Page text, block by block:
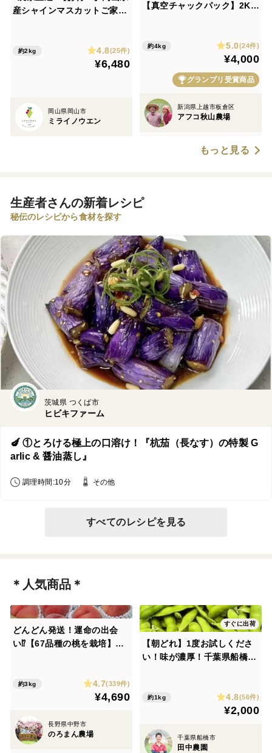
産シャインマスカットご家庭
け】
約2kg 4.8(25件)
¥6,480
岡山県岡山市
ミライノウエン
【真空チャックパック】2Kg
ごはんに食物繊維とビタミン
B【夏ギフト】🏆食べチョク
お米グランプリ2025🏆銀賞
約4kg 5.0(24件)
¥4,000
グランプリ受賞商品
新潟県上越市板倉区
アフコ秋山農場
もっと見る
生産者さんの新着レシピ
秘伝のレシピから食材を探す
茨城県 つくば市
ヒビキファーム
🍆 ①とろける極上の口溶け！『杭茄（長なす）の特製 G
arlic & 醤油蒸し』
調理時間:10分 その他
すべてのレシピを見る
＊人気商品＊
どんどん発送！運命の出会
い⁉️【67品種の桃を栽培】品
約3kg 4.7(339件)
¥4,690
長野県中野市
のろまん農場
すぐに出荷
【朝どれ】1度お試しくださ
い！味が濃厚！千葉県船橋産
約1kg 4.8(56件)
¥2,000
千葉県船橋市
田中農園